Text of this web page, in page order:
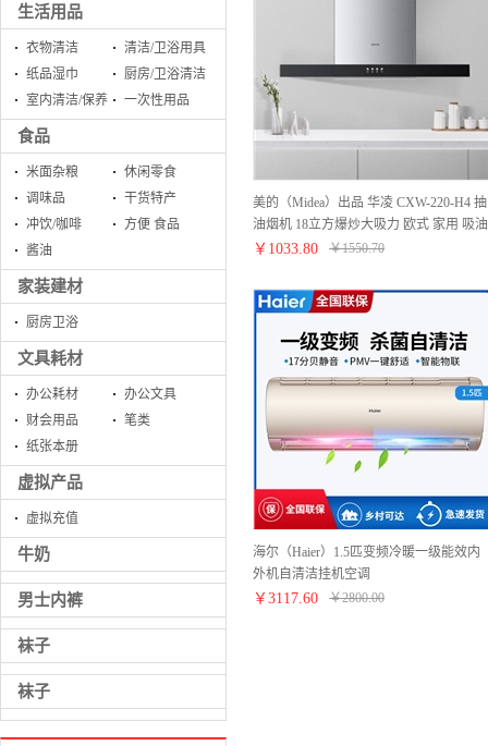
生活用品
衣物清洁
清洁/卫浴用具
纸品湿巾
厨房/卫浴清洁
室内清洁/保养
一次性用品
食品
米面杂粮
休闲零食
调味品
干货特产
冲饮/咖啡
方便 食品
酱油
家装建材
厨房卫浴
文具耗材
办公耗材
办公文具
财会用品
笔类
纸张本册
虚拟产品
虚拟充值
牛奶
男士内裤
袜子
袜子
美的（Midea）出品 华凌 CXW-220-H4 抽
油烟机 18立方爆炒大吸力 欧式 家用 吸油
烟机
￥ 1033.80 ￥1550.70
海尔（Haier）1.5匹变频冷暖一级能效内
外机自清洁挂机空调
HAS3503GCA(81)AU1【不锈钢/金色】
￥ 3117.60 ￥2800.00